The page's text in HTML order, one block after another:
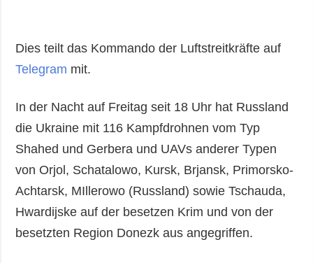
Dies teilt das Kommando der Luftstreitkräfte auf
Telegram mit.
In der Nacht auf Freitag seit 18 Uhr hat Russland
die Ukraine mit 116 Kampfdrohnen vom Typ
Shahed und Gerbera und UAVs anderer Typen
von Orjol, Schatalowo, Kursk, Brjansk, Primorsko-
Achtarsk, MIllerowo (Russland) sowie Tschauda,
Hwardijske auf der besetzen Krim und von der
besetzten Region Donezk aus angegriffen.